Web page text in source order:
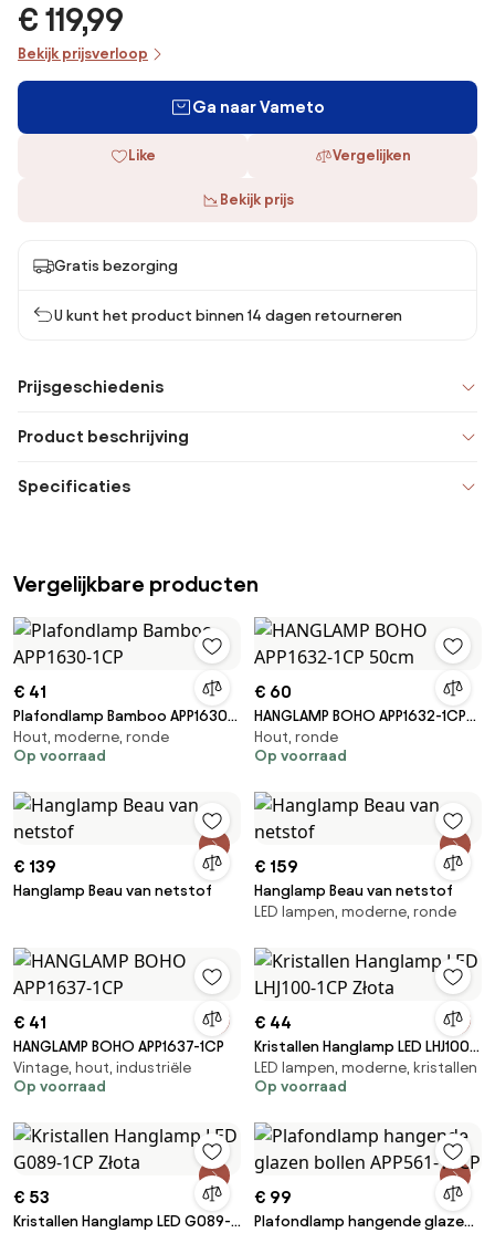
€ 119,99
Bekijk prijsverloop
Ga naar Vameto
Like Vergelijken
Bekijk prijs
Gratis bezorging
U kunt het product binnen 14 dagen retourneren
Prijsgeschiedenis
Product beschrijving
Specificaties
Vergelijkbare producten
€ 41
Plafondlamp Bamboo APP1630-
1CP
Hout, moderne, ronde
Op voorraad
€ 60
HANGLAMP BOHO APP1632-1CP
50cm
Hout, ronde
Op voorraad
€ 139
Hanglamp Beau van netstof
€ 159
Hanglamp Beau van netstof
LED lampen, moderne, ronde
€ 41
HANGLAMP BOHO APP1637-1CP
Vintage, hout, industriële
Op voorraad
€ 44
Kristallen Hanglamp LED LHJ100-
1CP Złota
LED lampen, moderne, kristallen
Op voorraad
€ 53
Kristallen Hanglamp LED G089-
€ 99
Plafondlamp hangende glazen